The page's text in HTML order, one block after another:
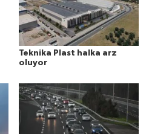
Teknika Plast halka arz
oluyor